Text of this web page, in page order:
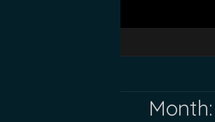
Month: